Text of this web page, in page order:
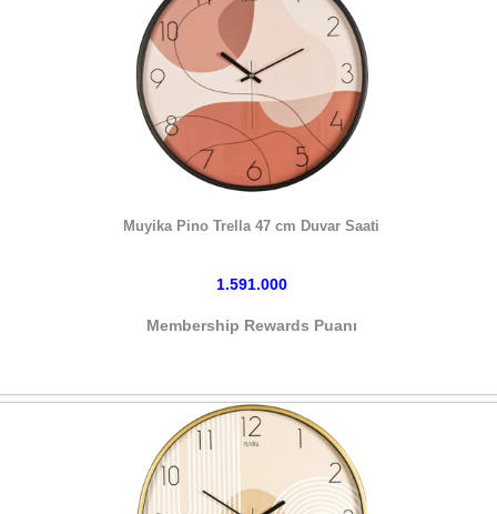
Muyika Pino Trella 47 cm Duvar Saati
1.591.000
Membership Rewards Puanı